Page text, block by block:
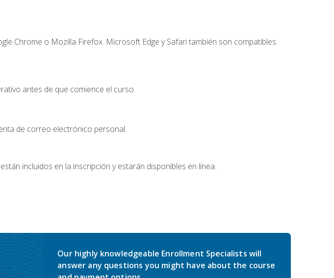
Chrome o Mozilla Firefox. Microsoft Edge y Safari también son compatibles.
antes de que comience el curso.
de correo electrónico personal.
incluidos en la inscripción y estarán disponibles en línea.
Our highly knowledgeable Enrollment Specialists will
answer any questions you might have about the course